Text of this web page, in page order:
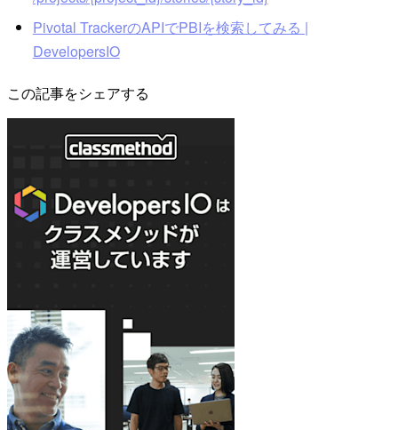
Pivotal TrackerのAPIでPBIを検索してみる |
DevelopersIO
この記事をシェアする